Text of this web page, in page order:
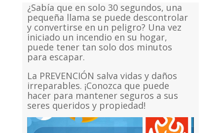
¿Sabía que en solo 30 segundos, una
pequeña llama se puede descontrolar
y convertirse en un peligro? Una vez
iniciado un incendio en su hogar,
puede tener tan solo dos minutos
para escapar.
La PREVENCIÓN salva vidas y daños
irreparables. ¡Conozca que puede
hacer para mantener seguros a sus
seres queridos y propiedad!